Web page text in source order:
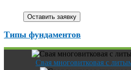
Типы фундаментов
Свая многовитковая с